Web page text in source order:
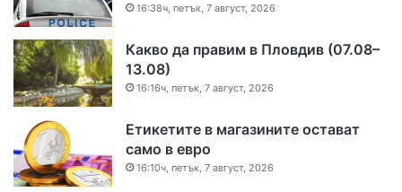
16:38ч, петък, 7 август, 2026
Какво да правим в Пловдив (07.08–
13.08)
16:16ч, петък, 7 август, 2026
Етикетите в магазините остават
само в евро
16:10ч, петък, 7 август, 2026